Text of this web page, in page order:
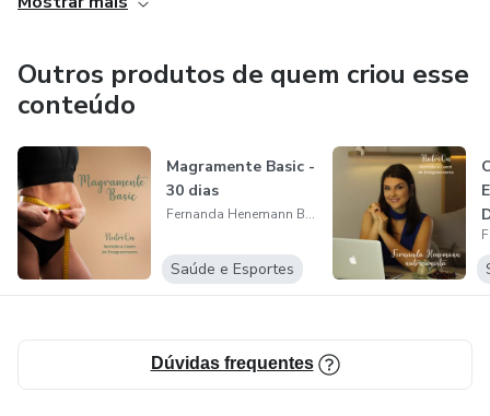
Vou lançar aqui no Hotmart muitos cursos, e-books,
métodos de emagrecimento e vou ficar muito feliz em
poder te ajudar,
Beijos Nutri Fê.
Outros produtos de quem criou esse
conteúdo
Magramente Basic -
30 dias
Fernanda Henemann Barboza
Saúde e Esportes
Dúvidas frequentes